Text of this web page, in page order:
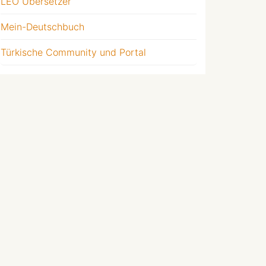
Mein-Deutschbuch
Türkische Community und Portal